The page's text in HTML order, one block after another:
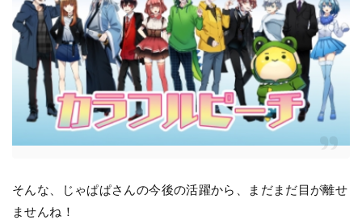
そんな、じゃぱぱさんの今後の活躍から、まだまだ目が離せ
ませんね！